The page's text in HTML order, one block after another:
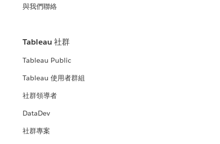
與我們聯絡
Tableau 社群
Tableau Public
Tableau 使用者群組
社群領導者
DataDev
社群專案